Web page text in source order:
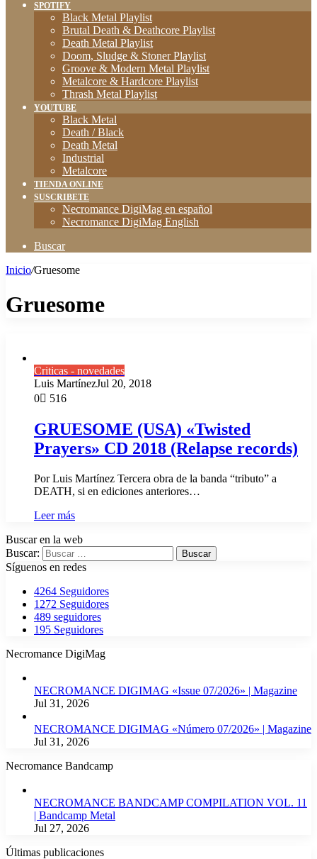
SPOTIFY
Black Metal Playlist
Brutal Death & Deathcore Playlist
Death Metal Playlist
Doom, Sludge & Stoner Playlist
Groove & Modern Metal Playlist
Metalcore & Hardcore Playlist
Thrash Metal Playlist
YOUTUBE
Black Metal
Death / Black
Death Metal
Industrial
Metalcore
TIENDA ONLINE
SUSCRIBETE
Necromance DigiMag en español
Necromance DigiMag English
Buscar
Inicio/Gruesome
Gruesome
Criticas - novedades
Luis MartínezJul 20, 2018
0
516
GRUESOME (USA) «Twisted
Prayers» CD 2018 (Relapse records)
Por Luis Martínez Tercera obra de la banda “tributo” a
DEATH, si en ediciones anteriores…
Leer más
Buscar en la web
Buscar:
Síguenos en redes
4264 Seguidores
1272 Seguidores
489 seguidores
195 Seguidores
Necromance DigiMag
NECROMANCE DIGIMAG «Issue 07/2026» | Magazine
Jul 31, 2026
NECROMANCE DIGIMAG «Número 07/2026» | Magazine
Jul 31, 2026
Necromance Bandcamp
NECROMANCE BANDCAMP COMPILATION VOL. 11
| Bandcamp Metal
Jul 27, 2026
Últimas publicaciones